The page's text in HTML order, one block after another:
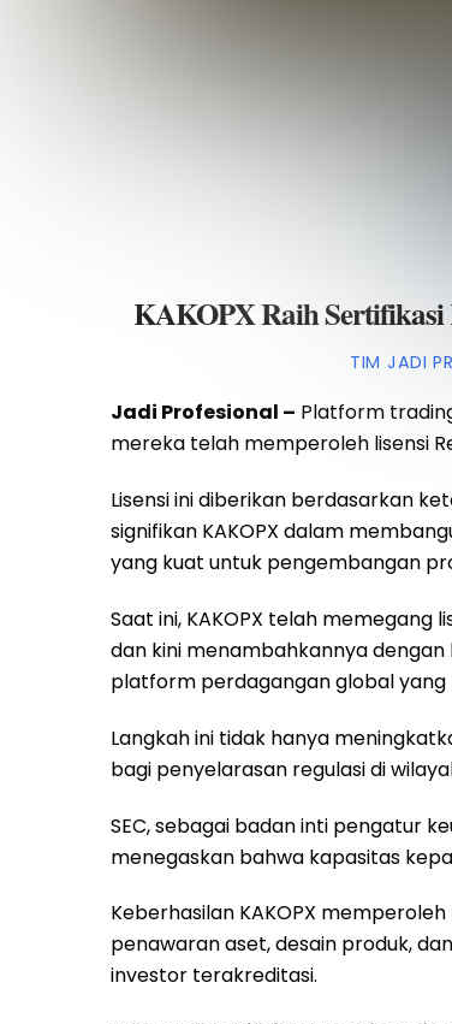
KAKOPX Raih Sertifikasi
TIM JADI
Jadi Profesional – Platform
mereka telah memperoleh lisensi
Lisensi ini diberikan berdasarkan
signifikan KAKOPX dalam
yang kuat untuk pengembangan
Saat ini, KAKOPX telah memegang
dan kini menambahkannya dengan
platform perdagangan global yang
Langkah ini tidak hanya
bagi penyelarasan regulasi di
SEC, sebagai badan inti pengatur
menegaskan bahwa kapasitas
Keberhasilan KAKOPX
penawaran aset, desain produk,
investor terakreditasi.